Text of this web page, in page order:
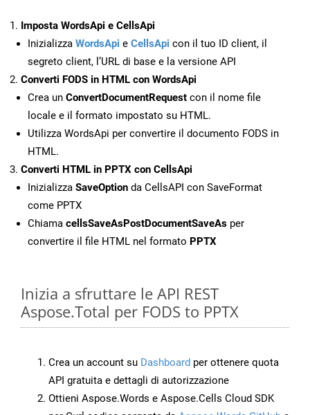
Imposta WordsApi e CellsApi
Inizializza WordsApi e CellsApi con il tuo ID client, il
segreto client, l’URL di base e la versione API
Converti FODS in HTML con WordsApi
Crea un ConvertDocumentRequest con il nome file
locale e il formato impostato su HTML.
Utilizza WordsApi per convertire il documento FODS in
HTML.
Converti HTML in PPTX con CellsApi
Inizializza SaveOption da CellsAPI con SaveFormat
come PPTX
Chiama cellsSaveAsPostDocumentSaveAs per
convertire il file HTML nel formato PPTX
Inizia a sfruttare le API REST
Aspose.Total per FODS to PPTX
Crea un account su Dashboard per ottenere quota
API gratuita e dettagli di autorizzazione
Ottieni Aspose.Words e Aspose.Cells Cloud SDK